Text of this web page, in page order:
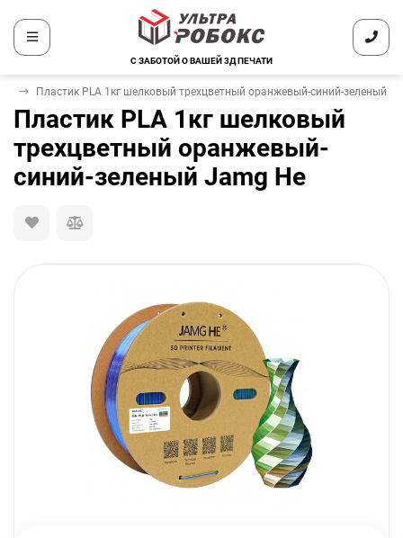
С ЗАБОТОЙ О ВАШЕЙ 3Д ПЕЧАТИ
Пластик PLA 1кг шелковый трехцветный оранжевый-синий-зеленый
Пластик PLA 1кг шелковый
трехцветный оранжевый-
синий-зеленый Jamg He